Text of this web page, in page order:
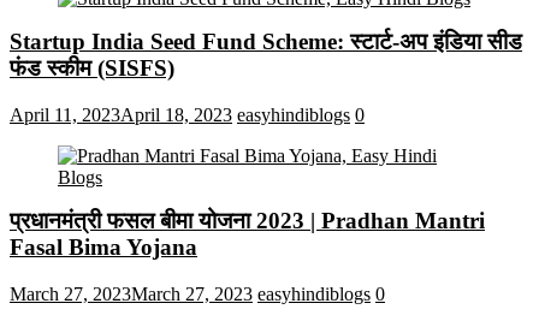
Startup India Seed Fund Scheme: स्टार्ट-अप इंडिया सीड
फंड स्कीम (SISFS)
April 11, 2023April 18, 2023 easyhindiblogs 0
प्रधानमंत्री फसल बीमा योजना 2023 | Pradhan Mantri
Fasal Bima Yojana
March 27, 2023March 27, 2023 easyhindiblogs 0